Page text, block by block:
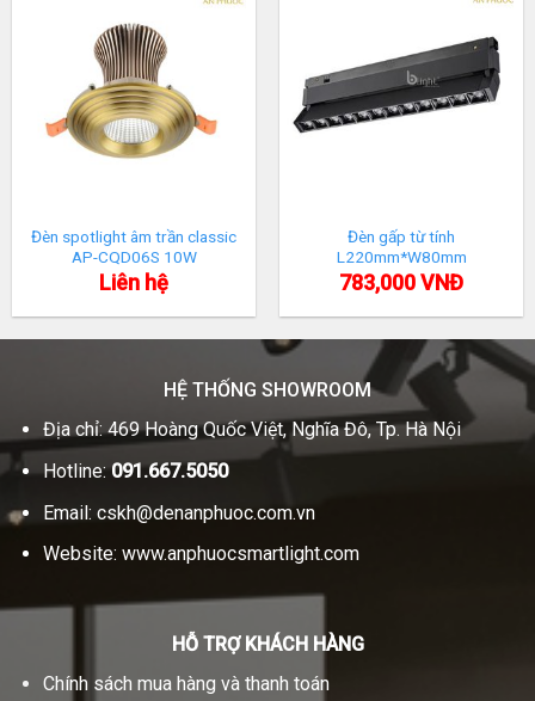
Đèn spotlight âm trần classic
AP-CQD06S 10W
Liên hệ
Đèn gấp từ tính
L220mm*W80mm
783,000VNĐ
HỆ THỐNG SHOWROOM
Địa chỉ: 469 Hoàng Quốc Việt, Nghĩa Đô, Tp. Hà Nội
Hotline:091.667.5050
Email: cskh@denanphuoc.com.vn
Website: www.anphuocsmartlight.com
HỖ TRỢ KHÁCH HÀNG
Chính sách mua hàng và thanh toán